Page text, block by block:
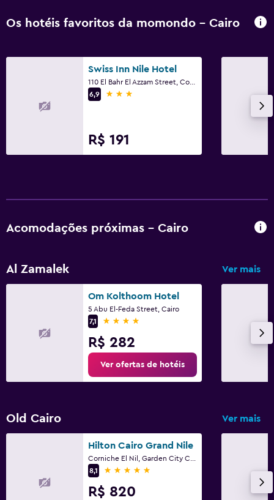
Os hotéis favoritos da momondo - Cairo
Swiss Inn Nile Hotel
6,9
3 estrelas
R$ 191
Acomodações próximas - Cairo
Al Zamalek Ver mais
Om Kolthoom Hotel
5 Abu El-Feda Street, Cairo
7,1
4 estrelas
R$ 282
Ver ofertas de hotéis
Old Cairo Ver mais
Hilton Cairo Grand Nile
8,1
5 estrelas
R$ 820